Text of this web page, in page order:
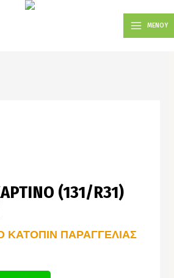
MAIN
MENUΜΕΝΟΥ
(131/R31)
ΚΑΤΟΠΙΝ ΠΑΡΑΓΓΕΛΙΑΣ